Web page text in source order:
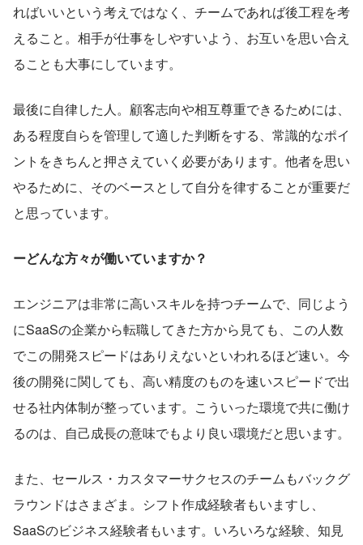
ればいいという考えではなく、チームであれば後工程を考
えること。相手が仕事をしやすいよう、お互いを思い合え
ることも大事にしています。
最後に自律した人。顧客志向や相互尊重できるためには、
ある程度自らを管理して適した判断をする、常識的なポイ
ントをきちんと押さえていく必要があります。他者を思い
やるために、そのベースとして自分を律することが重要だ
と思っています。
ーどんな方々が働いていますか？
エンジニアは非常に高いスキルを持つチームで、同じよう
にSaaSの企業から転職してきた方から見ても、この人数
でこの開発スピードはありえないといわれるほど速い。今
後の開発に関しても、高い精度のものを速いスピードで出
せる社内体制が整っています。こういった環境で共に働け
るのは、自己成長の意味でもより良い環境だと思います。
また、セールス・カスタマーサクセスのチームもバックグ
ラウンドはさまざま。シフト作成経験者もいますし、
SaaSのビジネス経験者もいます。いろいろな経験、知見